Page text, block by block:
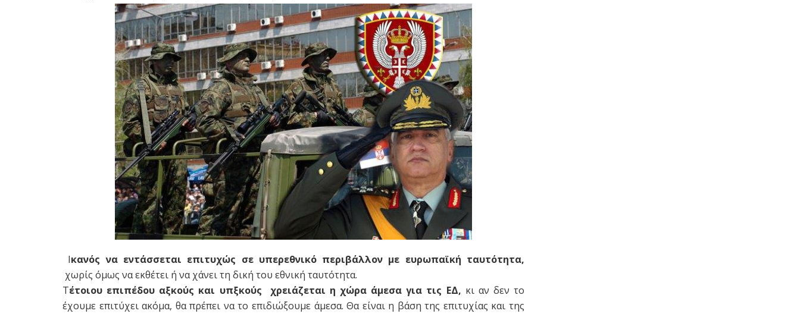
Ικανός να εντάσσεται επιτυχώς σε υπερεθνικό περιβάλλον με ευρωπαϊκή ταυτότητα,
χωρίς όμως να εκθέτει ή να χάνει τη δική του εθνική ταυτότητα.
Τέτοιου επιπέδου αξκούς και υπξκούς χρειάζεται η χώρα άμεσα για τις ΕΔ, κι αν δεν το
έχουμε επιτύχει ακόμα, θα πρέπει να το επιδιώξουμε άμεσα. Θα είναι η βάση της επιτυχίας και της